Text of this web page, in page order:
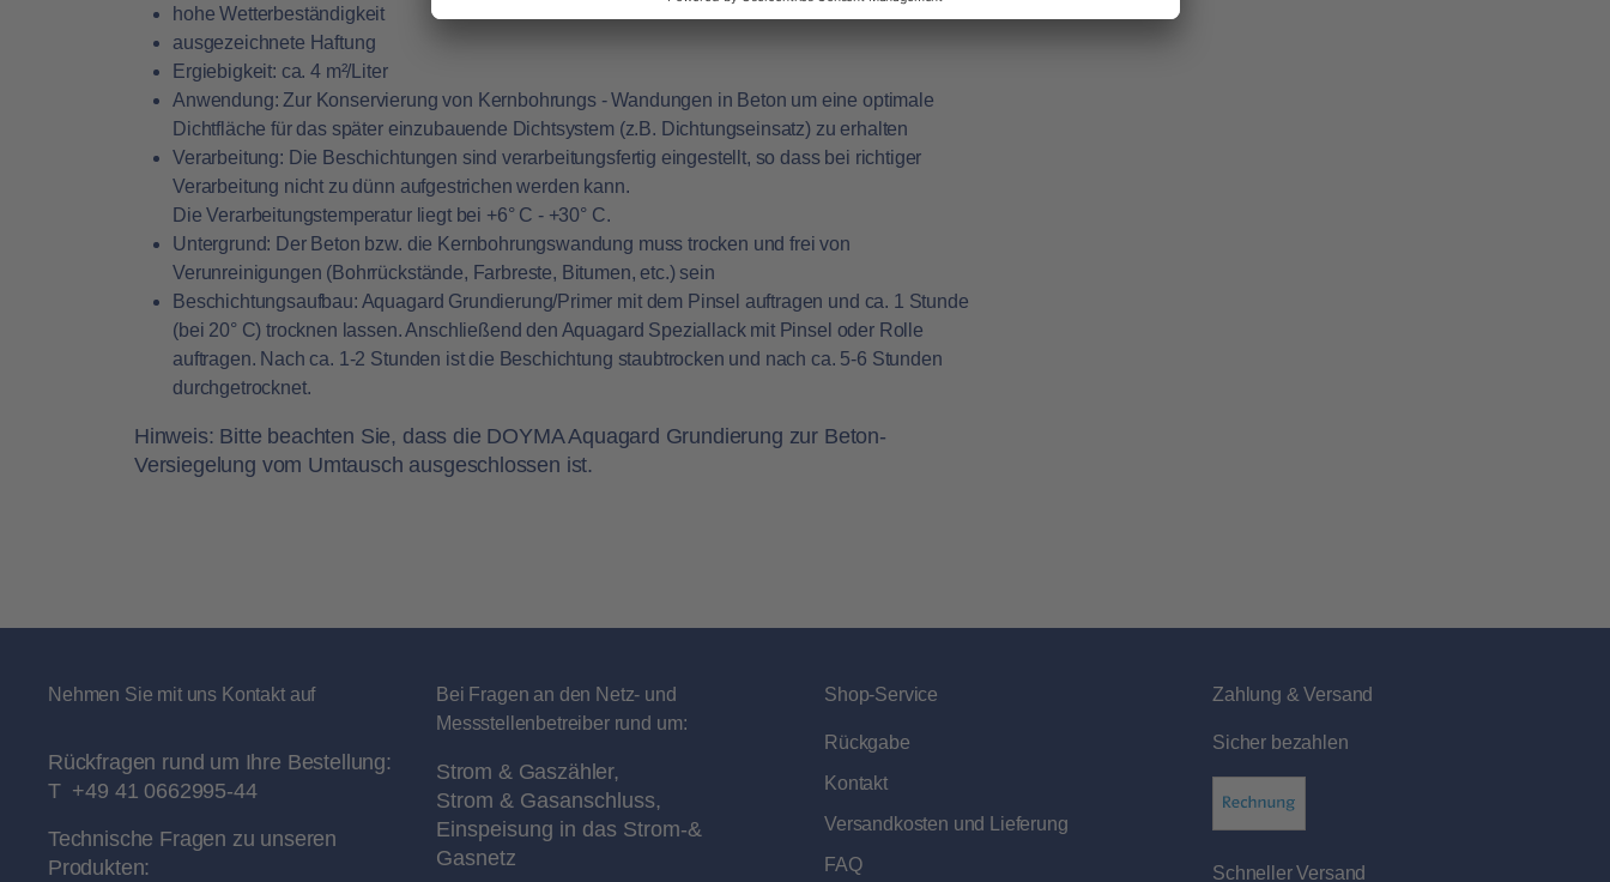
hohe Wetterbeständigkeit
ausgezeichnete Haftung
Ergiebigkeit: ca. 4 m²/Liter
Anwendung: Zur Konservierung von Kernbohrungs - Wandungen in Beton um eine optimale
Dichtfläche für das später einzubauende Dichtsystem (z.B. Dichtungseinsatz) zu erhalten
Verarbeitung: Die Beschichtungen sind verarbeitungsfertig eingestellt, so dass bei richtiger
Verarbeitung nicht zu dünn aufgestrichen werden kann.
Die Verarbeitungstemperatur liegt bei +6° C - +30° C.
Untergrund: Der Beton bzw. die Kernbohrungswandung muss trocken und frei von
Verunreinigungen (Bohrrückstände, Farbreste, Bitumen, etc.) sein
Beschichtungsaufbau: Aquagard Grundierung/Primer mit dem Pinsel auftragen und ca. 1 Stunde
(bei 20° C) trocknen lassen. Anschließend den Aquagard Speziallackmit Pinsel oder Rolle
auftragen. Nach ca. 1-2 Stunden ist die Beschichtung staubtrocken und nach ca. 5-6 Stunden
durchgetrocknet.
Hinweis: Bitte beachten Sie, dass die DOYMA Aquagard Grundierung zur Beton-
Versiegelung vom Umtausch ausgeschlossen ist.
Nehmen Sie mit uns Kontakt auf
Rückfragen rund um Ihre Bestellung:
T +49 41 0662995-44
Technische Fragen zu unseren
Produkten:
Bei Fragen an den Netz- und
Messstellenbetreiber rund um:
Strom & Gaszähler,
Strom & Gasanschluss,
Einspeisung in das Strom-&
Gasnetz
Shop-Service
Rückgabe
Kontakt
Versandkosten und Lieferung
FAQ
Zahlung & Versand
Sicher bezahlen
Schneller Versand